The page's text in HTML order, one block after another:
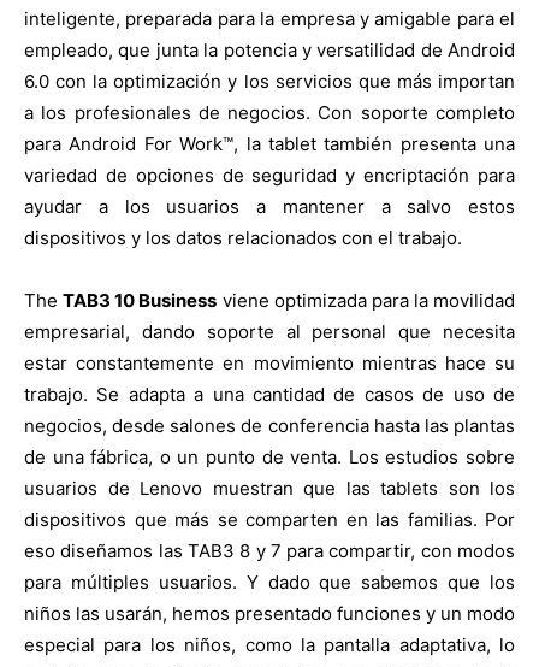
inteligente, preparada para la empresa y amigable para el
empleado, que junta la potencia y versatilidad de Android
6.0 con la optimización y los servicios que más importan
a los profesionales de negocios. Con soporte completo
para Android For Work™, la tablet también presenta una
variedad de opciones de seguridad y encriptación para
ayudar a los usuarios a mantener a salvo estos
dispositivos y los datos relacionados con el trabajo.
TheTAB3 10 Business viene optimizada para la movilidad
empresarial, dando soporte al personal que necesita
estar constantemente en movimiento mientras hace su
trabajo. Se adapta a una cantidad de casos de uso de
negocios, desde salones de conferencia hasta las plantas
de una fábrica, o un punto de venta. Los estudios sobre
usuarios de Lenovo muestran que las tablets son los
dispositivos que más se comparten en las familias. Por
eso diseñamos las TAB3 8 y 7 para compartir, con modos
para múltiples usuarios. Y dado que sabemos que los
niños las usarán, hemos presentado funciones y un modo
especial para los niños, como la pantalla adaptativa, lo